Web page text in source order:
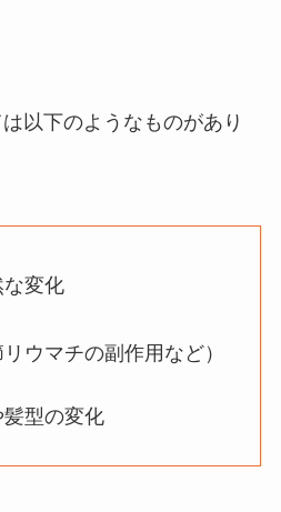
以下のようなものがあり
変化
ウマチの副作用など）
髪型の変化